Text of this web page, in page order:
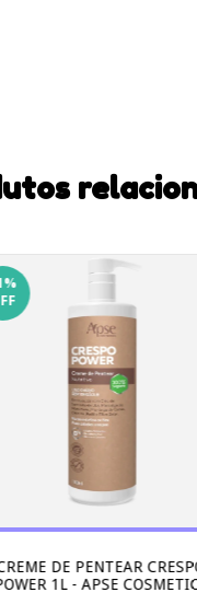
%
DE PENTEAR
1L - APSE